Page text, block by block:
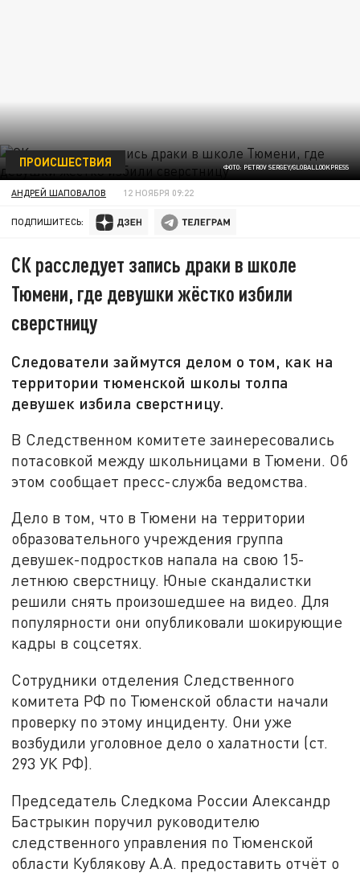
ФОТО: PETROV SERGEY/GLOBALLOOKPRESS
ПРОИСШЕСТВИЯ
АНДРЕЙ ШАПОВАЛОВ 12 НОЯБРЯ 09:22
ПОДПИШИТЕСЬ:
СК расследует запись драки в школе
Тюмени, где девушки жёстко избили
сверстницу
Следователи займутся делом о том, как на
территории тюменской школы толпа
девушек избила сверстницу.
В Следственном комитете заинересовались
потасовкой между школьницами в Тюмени. Об
этом сообщает пресс-служба ведомства.
Дело в том, что в Тюмени на территории
образовательного учреждения группа
девушек-подростков напала на свою 15-
летнюю сверстницу. Юные скандалистки
решили снять произошедшее на видео. Для
популярности они опубликовали шокирующие
кадры в соцсетях.
Сотрудники отделения Следственного
комитета РФ по Тюменской области начали
проверку по этому инциденту. Они уже
возбудили уголовное дело о халатности (ст.
293 УК РФ).
Председатель Следкома России Александр
Бастрыкин поручил руководителю
следственного управления по Тюменской
области Кублякову А.А. предоставить отчёт о